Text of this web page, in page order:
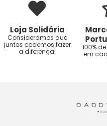
Loja Solidária
Consideramos que
juntos podemos fazer
a diferença!
100%
em